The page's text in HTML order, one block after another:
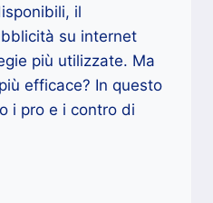
il
su internet
più utilizzate. Ma
efficace? In questo
i pro e i contro di